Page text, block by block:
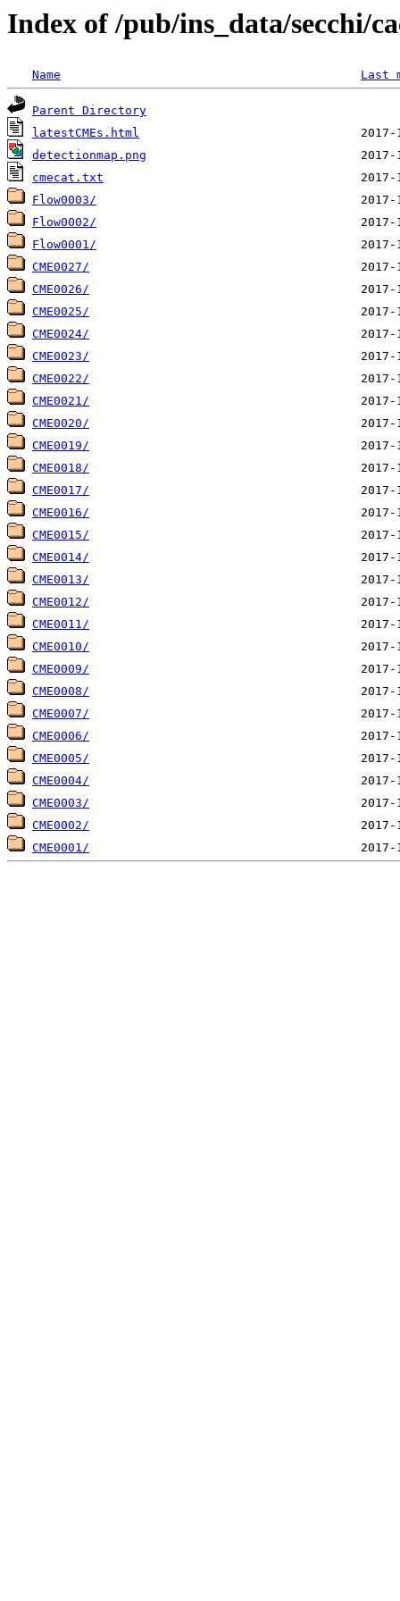
Index of /pub/ins_data/secchi/
Name Last
Parent Directory
latestCMEs.html
detectionmap.png
cmecat.txt
Flow0003/
Flow0002/
Flow0001/
CME0027/
CME0026/
CME0025/
CME0024/
CME0023/
CME0022/
CME0021/
CME0020/
CME0019/
CME0018/
CME0017/
CME0016/
CME0015/
CME0014/
CME0013/
CME0012/
CME0011/
CME0010/
CME0009/
CME0008/
CME0007/
CME0006/
CME0005/
CME0004/
CME0003/
CME0002/
CME0001/